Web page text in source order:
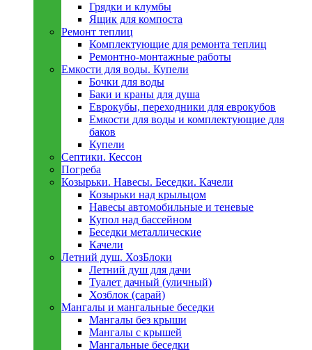
Грядки и клумбы
Ящик для компоста
Ремонт теплиц
Комплектующие для ремонта теплиц
Ремонтно-монтажные работы
Емкости для воды. Купели
Бочки для воды
Баки и краны для душа
Еврокубы, переходники для еврокубов
Емкости для воды и комплектующие для
баков
Купели
Септики. Кессон
Погреба
Козырьки. Навесы. Беседки. Качели
Козырьки над крыльцом
Навесы автомобильные и теневые
Купол над бассейном
Беседки металлическиe
Качели
Летний душ. ХозБлоки
Летний душ для дачи
Туалет дачный (уличный)
Хозблок (сарай)
Мангалы и мангальные беседки
Мангалы без крыши
Мангалы с крышей
Мангальные беседки